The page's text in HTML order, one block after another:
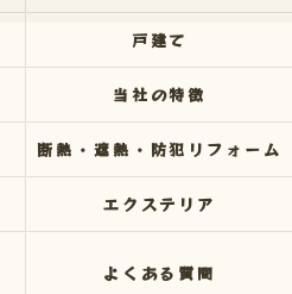
戸建て
当社の特徴
断熱・遮熱・防犯リフォーム
エクステリア
よくある質問